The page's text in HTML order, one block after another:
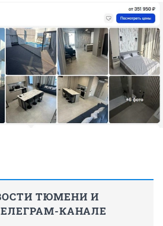
ТЮМЕНИ И
КАНАЛЕ